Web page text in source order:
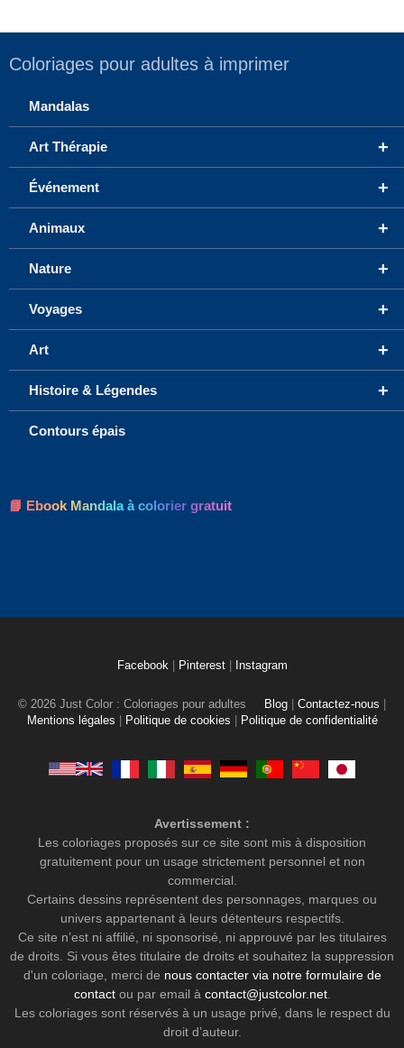
Coloriages pour adultes à imprimer
Mandalas
+
Art Thérapie
+
Événement
+
Animaux
+
Nature
+
Voyages
+
Art
+
Histoire & Légendes
Contours épais
📘 Ebook Mandala à colorier gratuit
Facebook Pinterest Instagram
© 2026 Just Color : Coloriages pour adultes Blog Contactez-nous
Mentions légales
Politique de cookies Politique de confidentialité
Avertissement :
Les coloriages proposés sur ce site sont mis à disposition
gratuitement pour un usage strictement personnel et non
commercial.
Certains dessins représentent des personnages, marques ou
univers appartenant à leurs détenteurs respectifs.
Ce site n’est ni affilié, ni sponsorisé, ni approuvé par les titulaires
de droits. Si vous êtes titulaire de droits et souhaitez la suppression
d'un coloriage, merci de nous contacter via notre formulaire de
contactou par email à contact@justcolor.net.
Les coloriages sont réservés à un usage privé, dans le respect du
droit d’auteur.